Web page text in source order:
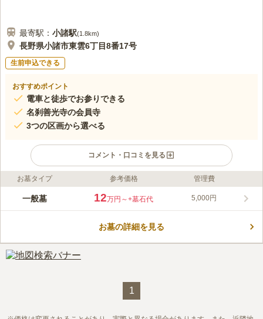
最寄駅： 小諸駅(1.8km)
長野県小諸市東雲6丁目8番17号
生前申込できる
おすすめポイント
電車と徒歩でお参りできる
名刹善光寺の会員寺
3つの区画から選べる
コメント・口コミを見る
ライフドット編集部のコメント
美しい景観が魅力の大雄寺の寺院墓苑です。 宗派は自由です
代々のお墓も見られ、家族代々で眠ることができる場所をお探し
やご高齢の方でも安心してお参りすることができます。
口コミ評価
お墓タイプ 参考価格 管理費
一般墓 12万円～+墓石代 5,000円
お墓の詳細を見る
1